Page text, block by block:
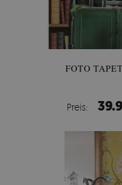
FOTO
Preis: